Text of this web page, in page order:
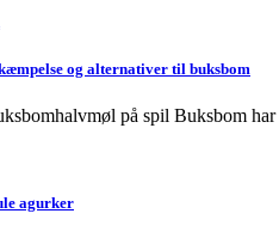
og alternativer til buksbom
på spil Buksbom har
agurker